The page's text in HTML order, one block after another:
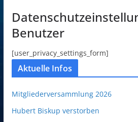
Benutzer
[user_privacy_settings_form]
Aktuelle Infos
Mitgliederversammlung 2026
Hubert Biskup verstorben